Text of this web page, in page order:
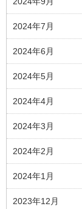
2024年7月
2024年6月
2024年5月
2024年4月
2024年3月
2024年2月
2024年1月
2023年12月